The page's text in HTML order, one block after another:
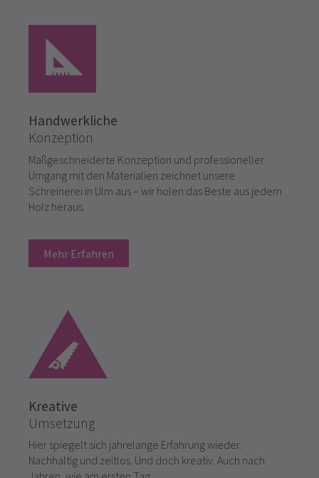
Handwerkliche
Konzeption
Maßgeschneiderte Konzeption und professioneller
Umgang mit den Materialien zeichnet unsere
Schreinerei in Ulm aus – wir holen das Beste aus jedem
Holz heraus.
Mehr Erfahren
Kreative
Umsetzung
Hier spiegelt sich jahrelange Erfahrung wieder.
Nachhaltig und zeitlos. Und doch kreativ. Auch nach